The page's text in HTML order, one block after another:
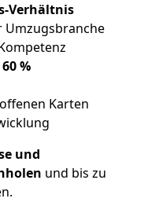
Verhältnis
Umzugsbranche
%
Karten
und
und bis zu